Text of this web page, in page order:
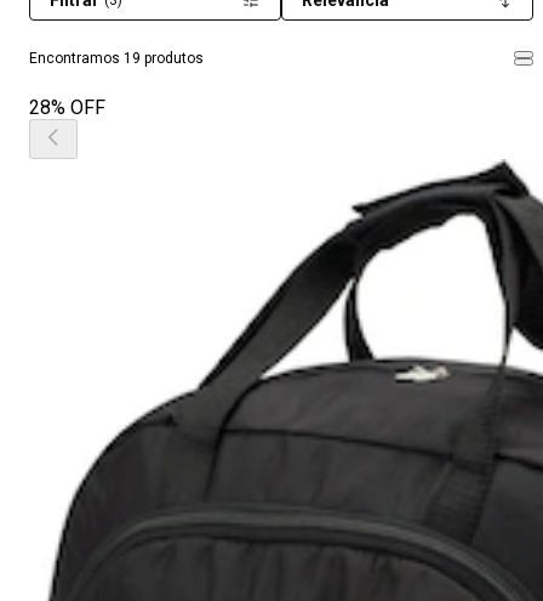
Encontramos 19 produtos
28% OFF